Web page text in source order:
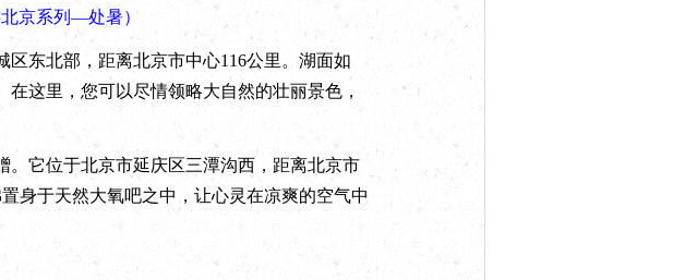
京系列—处暑）
东北部，距离北京市中心116公里。湖面如
这里，您可以尽情领略大自然的壮丽景色，
它位于北京市延庆区三潭沟西，距离北京市
身于天然大氧吧之中，让心灵在凉爽的空气中